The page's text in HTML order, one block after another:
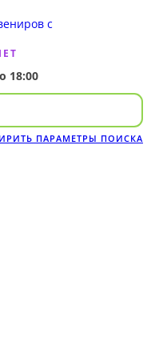
18:00
ПАРАМЕТРЫ ПОИСКА